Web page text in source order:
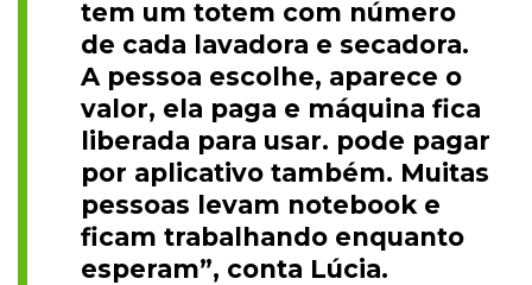
tem um totem com número
de cada lavadora e secadora.
A pessoa escolhe, aparece o
valor, ela paga e máquina fica
liberada para usar. pode pagar
por aplicativo também. Muitas
pessoas levam notebook e
ficam trabalhando enquanto
esperam”, conta Lúcia.